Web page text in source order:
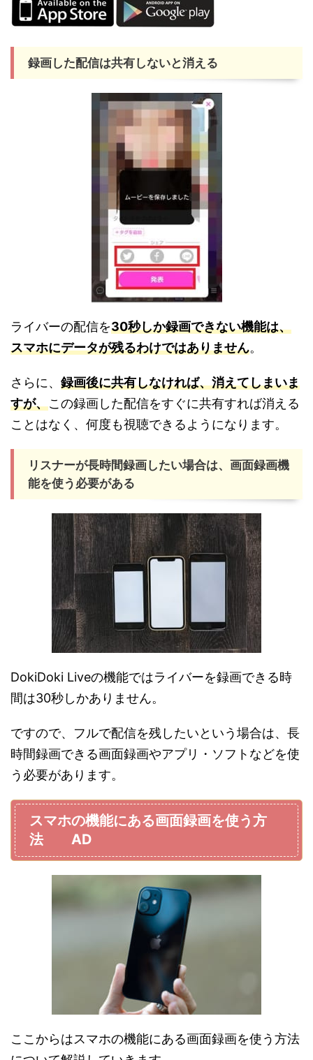
録画した配信は共有しないと消える
ライバーの配信を30秒しか録画できない機能は、
スマホにデータが残るわけではありません。
さらに、 録画後に共有しなければ、消えてしまいま
すが、この録画した配信をすぐに共有すれば消える
ことはなく、何度も視聴できるようになります。
リスナーが長時間録画したい場合は、画面録画機
能を使う必要がある
DokiDoki Liveの機能ではライバーを録画できる時
間は30秒しかありません。
ですので、フルで配信を残したいという場合は、長
時間録画できる画面録画やアプリ・ソフトなどを使
う必要があります。
スマホの機能にある画面録画を使う方
法 AD
ここからはスマホの機能にある画面録画を使う方法